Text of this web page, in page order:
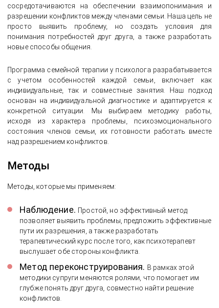
сосредотачиваются на обеспечении взаимопонимания и
разрешении конфликтов между членами семьи. Наша цель не
просто выявить проблему, но создать условия для
понимания потребностей друг друга, а также разработать
новые способы общения.
Программа семейной терапии у психолога разрабатывается
с учетом особенностей каждой семьи, включает как
индивидуальные, так и совместные занятия. Наш подход
основан на индивидуальной диагностике и адаптируется к
конкретной ситуации. Мы выбираем методику работы,
исходя из характера проблемы, психоэмоционального
состояния членов семьи, их готовности работать вместе
над разрешением конфликтов.
Методы
Методы, которые мы применяем:
Наблюдение. Простой, но эффективный метод
позволяет выявить проблемы, предложить эффективные
пути их разрешения, а также разработать
терапевтический курс после того, как психотерапевт
выслушает обе стороны конфликта.
Метод переконструирования. В рамках этой
методики супруги меняются ролями, что помогает им
глубже понять друг друга, совместно найти решение
конфликтов.